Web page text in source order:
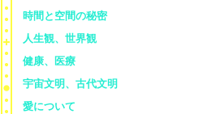
時間と空間の秘密
人生観、世界観
健康、医療
宇宙文明、古代文明
愛について